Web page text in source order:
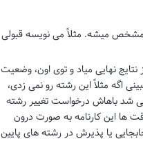
مشخص میشه. مثلاً می نویسه قبولی
نتایج نهایی میاد و توی اون، وضعیت
اگه مثلاً این رشته رو نمی زدی،
شد باهاش درخواست تغییر رشته
ها این کارنامه به صورت درون
یا پذیرش در رشته های پایین